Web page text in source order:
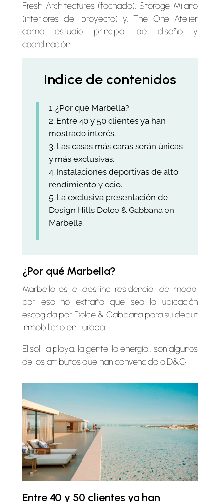
Fresh Architectures (fachada), Storage Milano
(interiores del proyecto) y, The One Atelier
como estudio principal de diseño y
coordinación.
Indice de contenidos
¿Por qué Marbella?
Entre 40 y 50 clientes ya han
mostrado interés.
Las casas más caras serán únicas
y más exclusivas.
Instalaciones deportivas de alto
rendimiento y ocio.
La exclusiva presentación de
Design Hills Dolce & Gabbana en
Marbella.
¿Por qué Marbella?
Marbella es el destino residencial de moda,
por eso no extraña que sea la ubicación
escogida por Dolce & Gabbana para su debut
inmobiliario en Europa.
El sol, la playa, la gente, la energía.. son algunos
de los atributos que han convencido a D&G
Entre 40 y 50 clientes ya han